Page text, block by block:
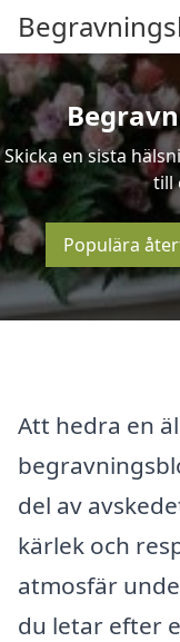
Skicka en sista
till
Populära
Att hedra en
del av
kärlek och
atmosfär
du letar efter